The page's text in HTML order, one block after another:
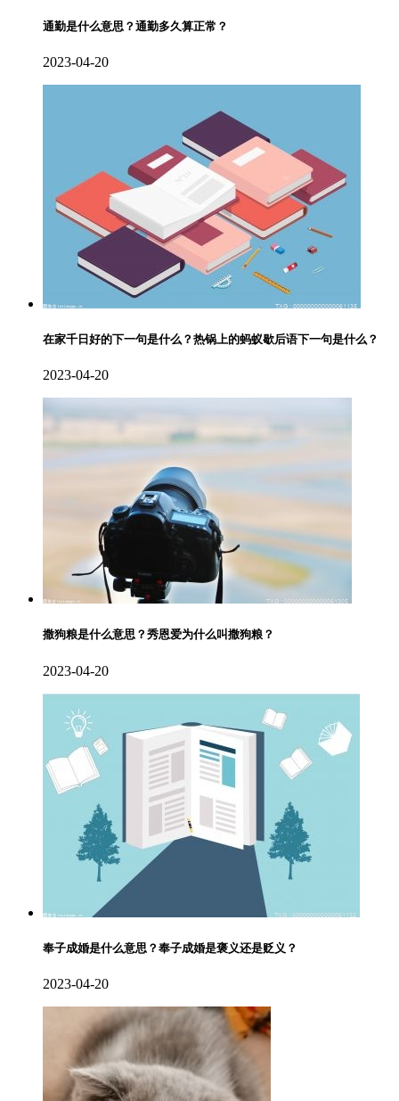
通勤是什么意思？通勤多久算正常？
2023-04-20
在家千日好的下一句是什么？热锅上的蚂蚁歇后语下一句是什么？
2023-04-20
撒狗粮是什么意思？秀恩爱为什么叫撒狗粮？
2023-04-20
奉子成婚是什么意思？奉子成婚是褒义还是贬义？
2023-04-20